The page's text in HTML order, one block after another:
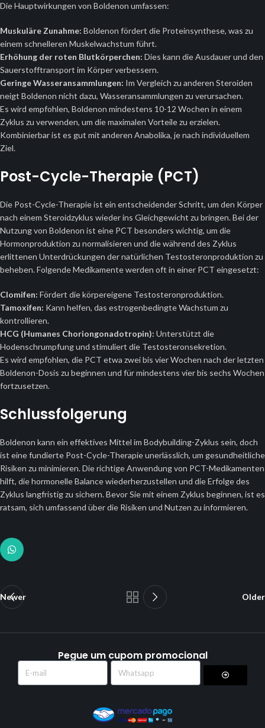
Die Hauptwirkungen von Boldenon umfassen:
Muskuläre Zunahme: Boldenon fördert die Proteinsynthese, was zu
einem schnelleren Muskelwachstum führt.
Erhöhung der roten Blutkörperchen: Dies kann die Ausdauer und den
Sauerstofftransport im Körper verbessern.
Geringe Wasseransammlungen: Im Vergleich zu anderen Steroiden
neigt Boldenon nicht dazu, Wasseransammlungen zu verursachen.
Es wird empfohlen, Boldenon mindestens 10-12 Wochen in einem
Zyklus zu verwenden, um die maximalen Vorteile zu erzielen.
Kombinierbar ist es gut mit anderen Anabolika, je nach individuellem
Ziel.
Post-Cycle-Therapie (PCT)
Die Post-Cycle-Therapie ist ein entscheidender Schritt, um den Körper
nach einem Steroidzyklus wieder ins Gleichgewicht zu bringen. Bei der
Nutzung von Boldenon ist eine PCT besonders wichtig, um die
Hormonproduktion zu normalisieren und die während des Zyklus
erlittenen Unterdrückungen der natürlichen Testosteronproduktion zu
beheben. Folgende Medikamente werden oft in einer PCT eingesetzt:
Clomifen: Fördert die körpereigene Testosteronproduktion.
Tamoxifen: Kann helfen, das estrogenbedingte Wachstum zu
kontrollieren.
HCG (Humanes Choriongonadotropin): Unterstützt die
Hodenschrumpfung und stimuliert die Testosteronsekretion.
Es wird empfohlen, die PCT etwa zwei bis vier Wochen nach der letzten
Boldenon-Dosis zu beginnen und für mindestens vier bis sechs Wochen
fortzusetzen.
Schlussfolgerung
Boldenon kann ein effektives Mittel im Bodybuilding-Zyklus sein, doch
ist eine fundierte Post-Cycle-Therapie unerlässlich, um gesundheitliche
Risiken zu minimieren. Die richtige Anwendung von PCT-Medikamenten
hilft, die hormonelle Balance wiederherzustellen und die Erfolge des
Zyklus langfristig zu sichern. Bevor Sie mit einem Zyklus beginnen, ist es
ratsam, sich umfassend über die Risiken und Nutzen zu informieren.
Newer Older
Pegue um cupom promocional